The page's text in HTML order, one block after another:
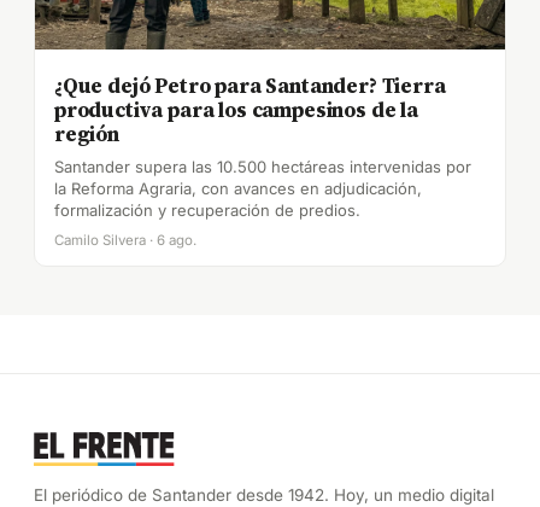
¿Que dejó Petro para Santander? Tierra
productiva para los campesinos de la
región
Santander supera las 10.500 hectáreas intervenidas por
la Reforma Agraria, con avances en adjudicación,
formalización y recuperación de predios.
Camilo Silvera · 6 ago.
El periódico de Santander desde 1942. Hoy, un medio digital